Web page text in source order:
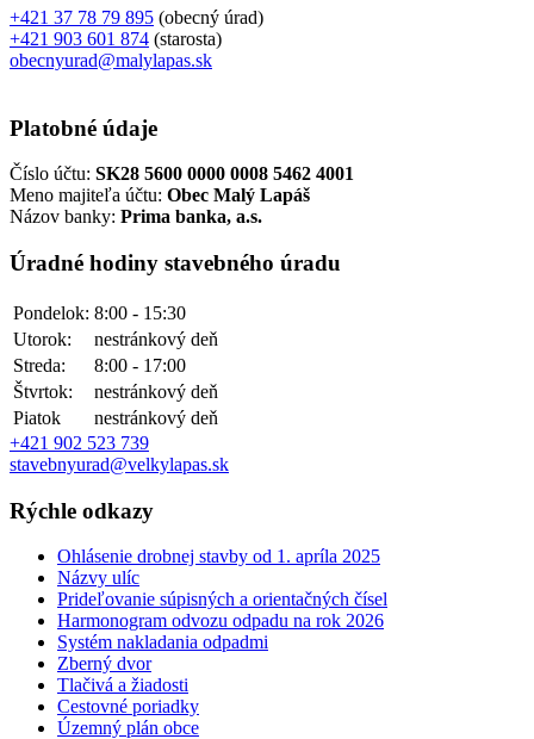
+421 37 78 79 895 (obecný úrad)
+421 903 601 874 (starosta)
obecnyurad@malylapas.sk
Platobné údaje
Číslo účtu: SK28 5600 0000 0008 5462 4001
Meno majiteľa účtu: Obec Malý Lapáš
Názov banky: Prima banka, a.s.
Úradné hodiny stavebného úradu
Pondelok: 8:00 - 15:30
Utorok:
nestránkový deň
Streda:
8:00 - 17:00
Štvrtok:
nestránkový deň
Piatok
nestránkový deň
+421 902 523 739
stavebnyurad@velkylapas.sk
Rýchle odkazy
Ohlásenie drobnej stavby od 1. apríla 2025
Názvy ulíc
Prideľovanie súpisných a orientačných čísel
Harmonogram odvozu odpadu na rok 2026
Systém nakladania odpadmi
Zberný dvor
Tlačivá a žiadosti
Cestovné poriadky
Územný plán obce